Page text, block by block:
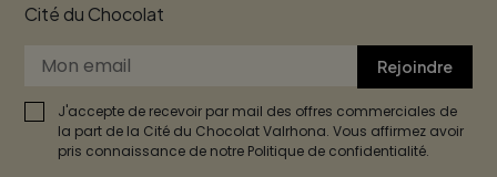
Cité du Chocolat
Rejoindre
J'accepte de recevoir par mail des offres commerciales de
la part de la Cité du Chocolat Valrhona. Vous affirmez avoir
pris connaissance de notre Politique de confidentialité.